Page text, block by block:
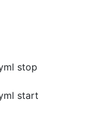
stop
start